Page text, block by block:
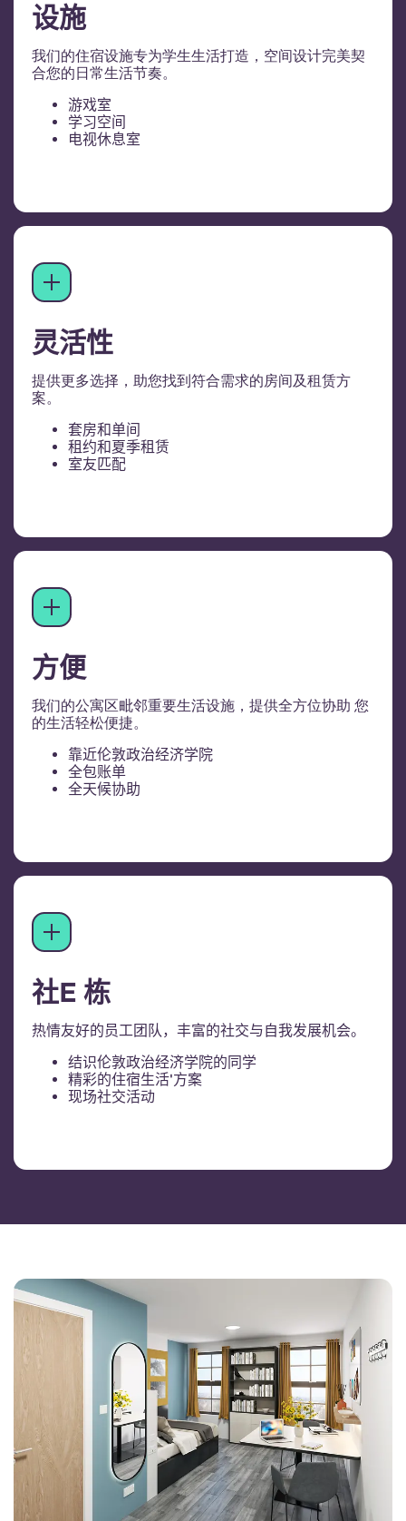
设施
我们的住宿设施专为学生生活打造，空间设计完美契
合您的日常生活节奏。
游戏室
学习空间
电视休息室
灵活性
提供更多选择，助您找到符合需求的房间及租赁方
案。
套房和单间
租约和夏季租赁
室友匹配
方便
我们的公寓区毗邻重要生活设施，提供全方位协助 您
的生活轻松便捷。
靠近伦敦政治经济学院
全包账单
全天候协助
社E 栋
热情友好的员工团队，丰富的社交与自我发展机会。
结识伦敦政治经济学院的同学
精彩的住宿生活'方案
现场社交活动